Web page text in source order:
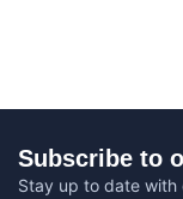
Subscribe to
Stay up to date with